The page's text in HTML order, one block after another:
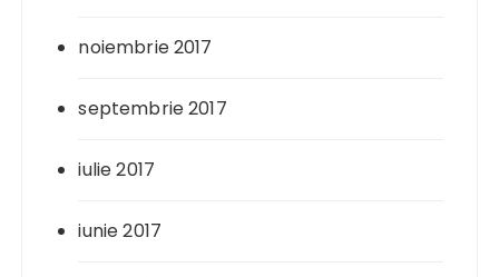
noiembrie 2017
septembrie 2017
iulie 2017
iunie 2017